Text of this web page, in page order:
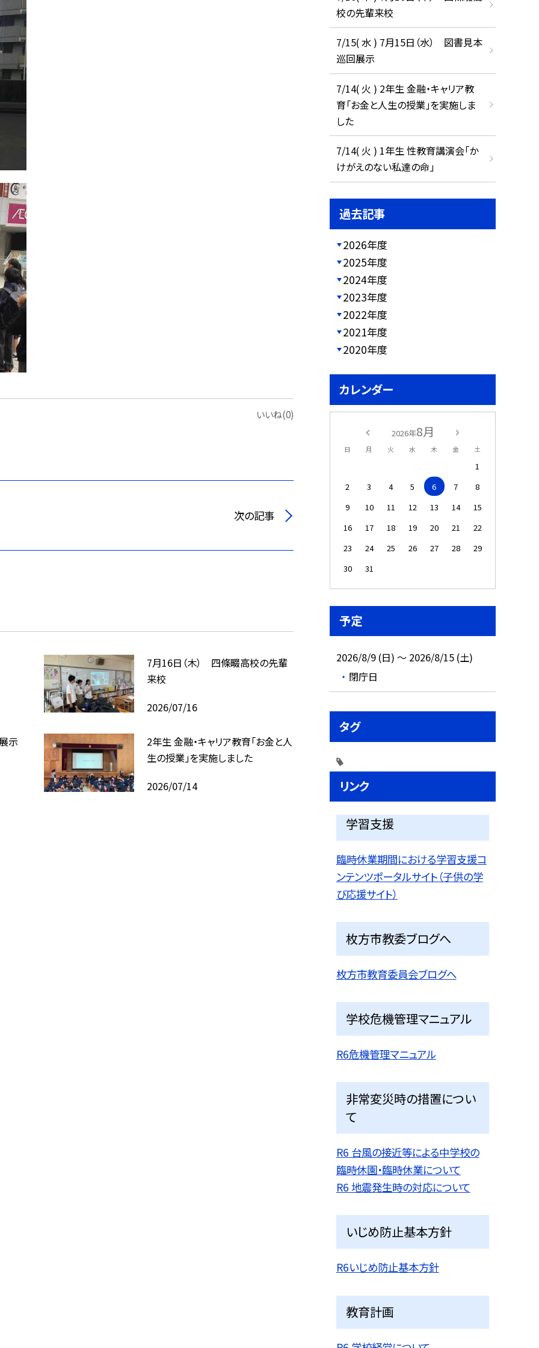
いいね(0)
次の記事
7月16日（木） 四條畷高校の先輩
来校
2026/07/16
示
2年生 金融・キャリア教育「お金と人
生の授業」を実施しました
2026/07/14
校の先輩来校
7/15( 水 ) 7月15日（水） 図書見本
巡回展示
7/14( 火 ) 2年生 金融・キャリア教
育「お金と人生の授業」を実施しま
した
7/14( 火 ) 1年生 性教育講演会「か
けがえのない私達の命」
過去記事
2026年度
2025年度
2024年度
2023年度
2022年度
2021年度
2020年度
カレンダー
2026年8月
日 月 火 水 木 金 土
1
2
3 4 5 6 7
8
9
10 11 12 13 14
15
16
17 18 19 20 21
22
23
24 25 26 27 28
29
30
31
予定
2026/8/9 (日) ～ 2026/8/15 (土)
閉庁日
タグ
リンク
学習支援
臨時休業期間における学習支援コ
ンテンツポータルサイト（子供の学
び応援サイト）
枚方市教委ブログへ
枚方市教育委員会ブログへ
学校危機管理マニュアル
R6危機管理マニュアル
非常変災時の措置につい
て
R6 台風の接近等による中学校の
臨時休園・臨時休業について
R6 地震発生時の対応について
いじめ防止基本方針
R6いじめ防止基本方針
教育計画